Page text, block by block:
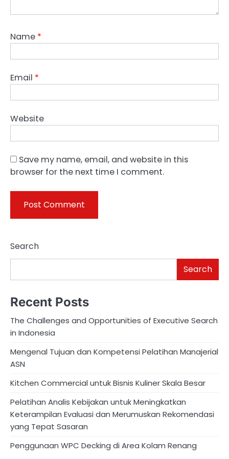
Name *
Email *
Website
Save my name, email, and website in this
browser for the next time I comment.
Search
Search
Recent Posts
The Challenges and Opportunities of Executive Search
in Indonesia
Mengenal Tujuan dan Kompetensi Pelatihan Manajerial
ASN
Kitchen Commercial untuk Bisnis Kuliner Skala Besar
Pelatihan Analis Kebijakan untuk Meningkatkan
Keterampilan Evaluasi dan Merumuskan Rekomendasi
yang Tepat Sasaran
Penggunaan WPC Decking di Area Kolam Renang